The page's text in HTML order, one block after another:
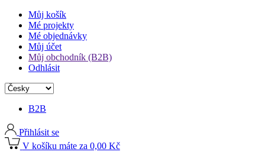
Můj košík
Mé projekty
Mé objednávky
Můj účet
Můj obchodník (B2B)
Odhlásit
B2B
Přihlásit se
V košíku máte za 0,00 Kč